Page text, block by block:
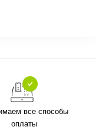
все способы
оплаты